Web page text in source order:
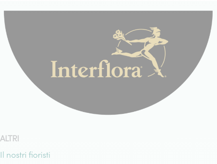
ALTRI
Il nostri fioristi